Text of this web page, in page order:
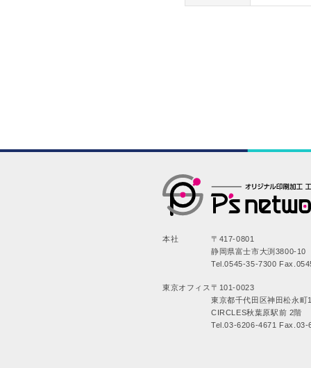
本社
〒417-0801
静岡県富士市大渕3800-10
Tel.0545-35-7300
東京オフィス 〒101-0023
東京都千代田区神田松永町
CIRCLES秋葉原駅前 2階
Tel.03-6206-4671 Fax.03-